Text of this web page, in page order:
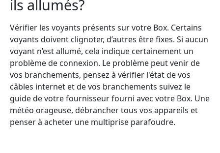
ils allumés?
Vérifier les voyants présents sur votre Box. Certains
voyants doivent clignoter, d’autres être fixes. Si aucun
voyant n’est allumé, cela indique certainement un
problème de connexion. Le problème peut venir de
vos branchements, pensez à vérifier l'état de vos
câbles internet et de vos branchements suivez le
guide de votre fournisseur fourni avec votre Box. Une
météo orageuse, débrancher tous vos appareils et
penser à acheter une multiprise parafoudre.